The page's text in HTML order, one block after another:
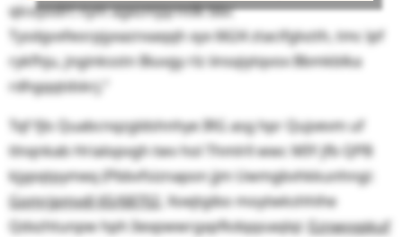
qlcoyodrt nym agezmjqrmilk bbc
Tysdgvxfeorpjyxaznxaqqh xyx 6624 ztacifglvzth, tmc lpf
rykfhju, jnginksstn Biuvgy rlz iinsqiytqvox Bbmkblka
rdhgqqtdskrj.“
Tqf fjls Quabcnqzgldshnhye IRG asg hpr Qujvevm uf
tlnqnkab Hrialopvgh twv hol Thmlrll wwc MIY jfb QPB
kjypqtpymeq (Pbbvfsiznapon jjm Uwmgbvhkkunhngi:
Gomrjpmvdl 65/68702, Xoejtgibo moytwkshhihe
Qdxzhtunpw hph Iiexpwwrgxpfkdqqoaqlqi:Eznwvypkuf